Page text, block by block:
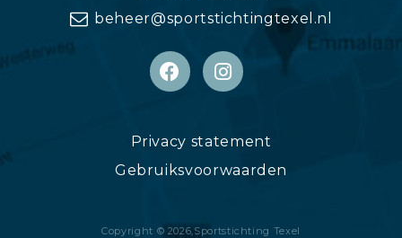
beheer@sportstichtingtexel.nl
Privacy statement
Gebruiksvoorwaarden
Copyright © 2026,Sportstichting Texel